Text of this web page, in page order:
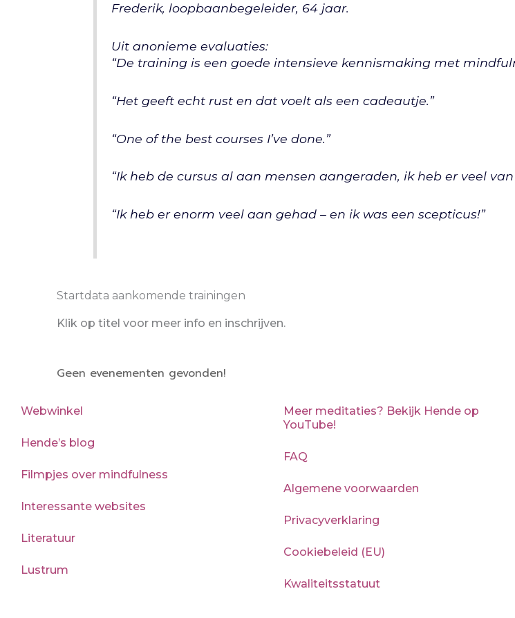
Frederik, loopbaanbegeleider, 64 jaar.
Uit anonieme evaluaties:
“De training is een goede intensieve kennismaking met
“Het geeft echt rust en dat voelt als een cadeautje.”
“One of the best courses I’ve done.”
“Ik heb de cursus al aan mensen aangeraden, ik heb er veel
“Ik heb er enorm veel aan gehad – en ik was een scepticus!”
Startdata aankomende trainingen
Klik op titel voor meer info en inschrijven.
Geen evenementen gevonden!
Webwinkel
Hende’s blog
Filmpjes over mindfulness
Interessante websites
Literatuur
Lustrum
Meer meditaties? Bekijk Hende op
YouTube!
FAQ
Algemene voorwaarden
Privacyverklaring
Cookiebeleid (EU)
Kwaliteitsstatuut